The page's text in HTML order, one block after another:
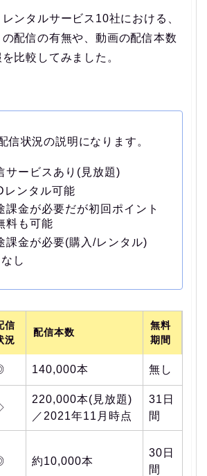
ンタルサービス10社における、
の配信の有無や、動画の配信本数
比較してみました。
信状況の説明になります。
ービスあり(見放題)
レンタル可能
金が必要だが初回ポイント
料も可能
課金が必要(購入/レンタル)
し
信
況
配信本数
無料
期間
140,000本 無し
220,000本(見放題)
／2021年11月時点
31日
間
約10,000本
30日
間